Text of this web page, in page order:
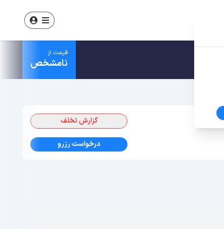
قیمت از
نامشخص
گزارش تخلف
درخواست رزرو